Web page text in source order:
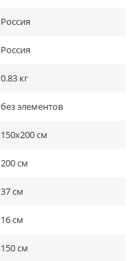
Россия
Россия
0.83 кг
без элементов
150х200 см
200 см
37 см
16 см
150 см